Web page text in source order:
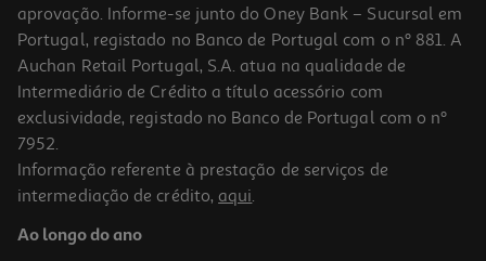
aprovação. Informe-se junto do Oney Bank – Sucursal em
Portugal, registado no Banco de Portugal com o nº 881. A
Auchan Retail Portugal, S.A. atua na qualidade de
Intermediário de Crédito a título acessório com
exclusividade, registado no Banco de Portugal com o nº
7952.
Informação referente à prestação de serviços de
intermediação de crédito, aqui.
Ao longo do ano